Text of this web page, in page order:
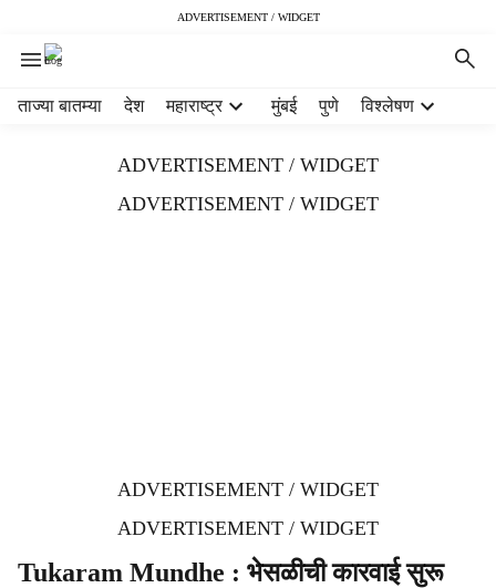
ADVERTISEMENT / WIDGET
ताज्या बातम्या देश महाराष्ट्र मुंबई पुणे विश्लेषण
ADVERTISEMENT / WIDGET
ADVERTISEMENT / WIDGET
ADVERTISEMENT / WIDGET
ADVERTISEMENT / WIDGET
Tukaram Mundhe : भेसळीची कारवाई सुरू